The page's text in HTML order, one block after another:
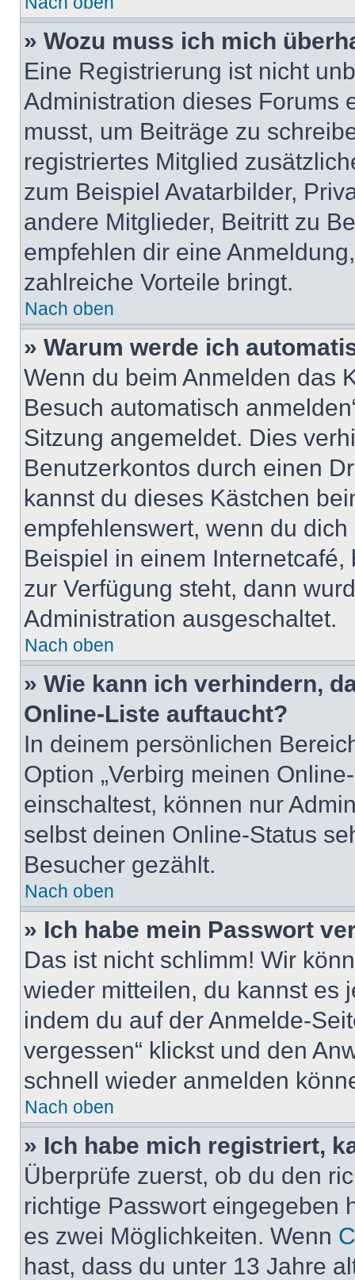
» Wozu muss ich mich
Eine Registrierung ist nicht
Administration dieses Forums
musst, um Beiträge zu
registriertes Mitglied
zum Beispiel Avatarbilder,
andere Mitglieder, Beitritt zu
empfehlen dir eine
zahlreiche Vorteile bringt.
Nach oben
» Warum werde ich
Wenn du beim Anmelden das
Besuch automatisch
Sitzung angemeldet. Dies
Benutzerkontos durch einen
kannst du dieses Kästchen
empfehlenswert, wenn du
Beispiel in einem
zur Verfügung steht, dann
Administration ausgeschaltet.
Nach oben
» Wie kann ich verhindern,
Online-Liste auftaucht?
In deinem persönlichen
Option „Verbirg meinen
einschaltest, können nur
selbst deinen Online-Status
Besucher gezählt.
Nach oben
» Ich habe mein Passwort
Das ist nicht schlimm! Wir
wieder mitteilen, du kannst es
indem du auf der Anmelde-
vergessen“ klickst und den
schnell wieder anmelden
Nach oben
» Ich habe mich registriert,
Überprüfe zuerst, ob du den
richtige Passwort eingegeben
es zwei Möglichkeiten. Wenn
hast, dass du unter 13 Jahre